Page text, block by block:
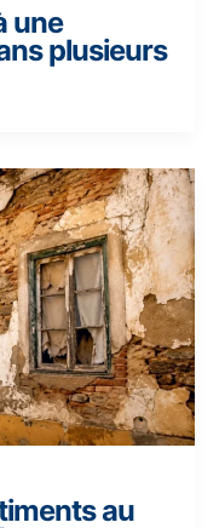
une
plusieurs
au